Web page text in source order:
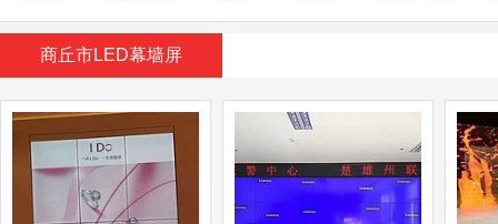
商丘市LED幕墙屏